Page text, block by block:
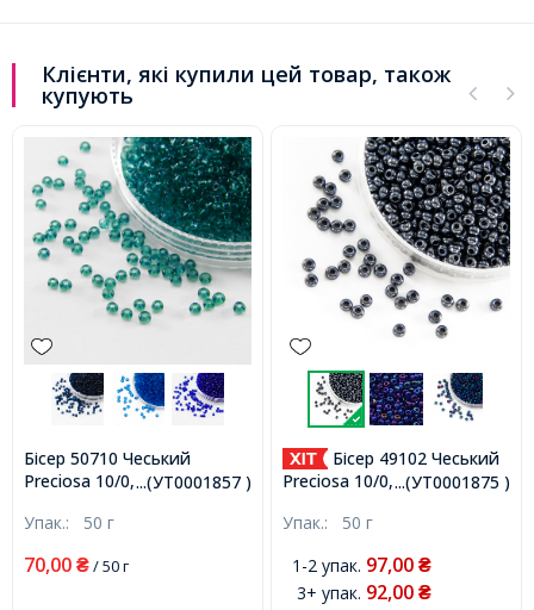
Клієнти, які купили цей товар, також
купують
...(УТ0001857 )
Бісер 50710 Чеський
Preciosa 10/0, Прозорий
(УТ0001857)
Упак.: 50 г
70,00 ₴/ 50 г
...(УТ0001875 )
Бісер 49102 Чеський
Preciosa 10/0, Ірис I, Сірий,
Упак.: 50 г
1-2 упак. 97,00 ₴
3+ упак. 92,00 ₴